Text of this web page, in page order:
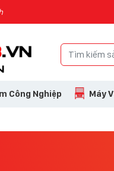
Công Nghiệp Máy